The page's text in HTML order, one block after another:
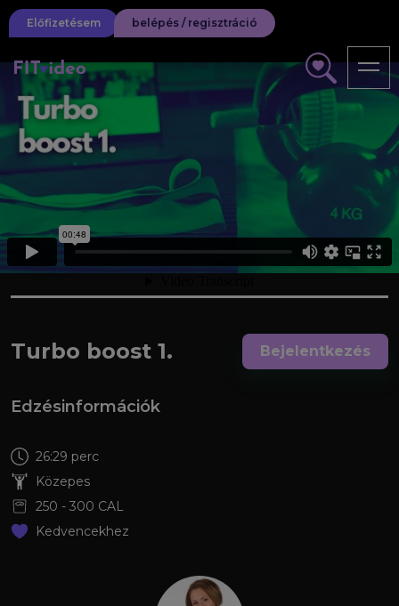
Előfizetésem belépés / regisztráció
Turbo boost 1. Bejelentkezés
Edzésinformációk
26:29 perc
Közepes
250 - 300 CAL
Kedvencekhez